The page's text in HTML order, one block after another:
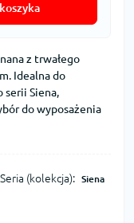
z trwałego
Idealna do
serii Siena,
do wyposażenia
Seria (kolekcja): Siena